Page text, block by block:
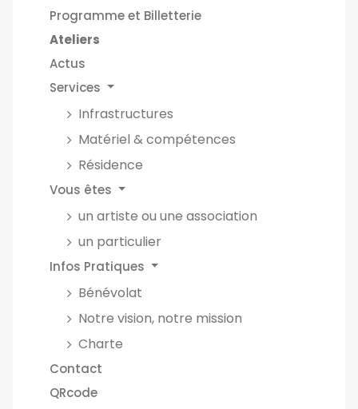
Programme et Billetterie
Ateliers
Actus
Services
Infrastructures
Matériel & compétences
Résidence
Vous êtes
un artiste ou une association
un particulier
Infos Pratiques
Bénévolat
Notre vision, notre mission
Charte
Contact
QRcode